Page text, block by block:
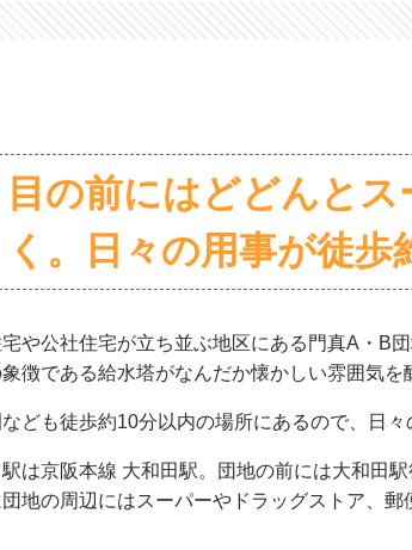
目の前にはどどんと
く。日々の用事が徒歩
や公社住宅が立ち並ぶ地区にある門真A・B団
徴である給水塔がなんだか懐かしい雰囲気を
ども徒歩約10分以内の場所にあるので、日々
は京阪本線 大和田駅。団地の前には大和田
地の周辺にはスーパーやドラッグストア、郵